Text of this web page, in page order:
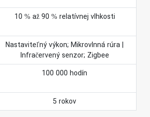
10 % až 90 % relatívnej vlhkosti
Nastaviteľný výkon; Mikrovlnná rúra |
Infračervený senzor; Zigbee
100 000 hodín
5 rokov